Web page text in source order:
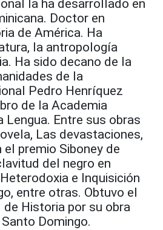
la ha desarrollado en
Doctor en
de América. Ha
la antropología
Ha sido decano de la
de la
Pedro Henríquez
de la Academia
Lengua. Entre sus obras
Las devastaciones,
premio Siboney de
del negro en
e Inquisición
entre otras. Obtuvo el
Historia por su obra
Domingo.